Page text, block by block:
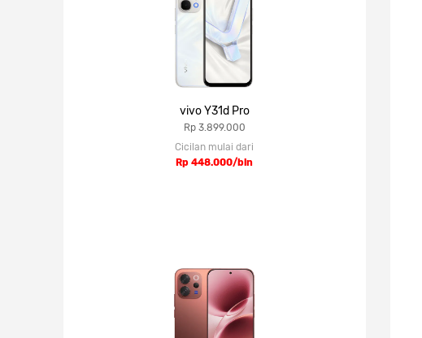
vivo Y31d Pro
Rp 3.899.000
Cicilan mulai dari
Rp 448.000/bln